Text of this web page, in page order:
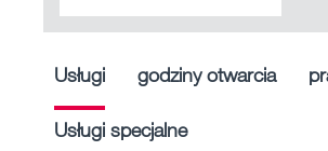
Usługi godziny otwarcia
Usługi specjalne